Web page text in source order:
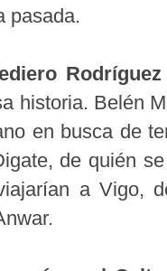
pasada.
Rodríguez
historia. Belén
en busca de
de quién
a Vigo,